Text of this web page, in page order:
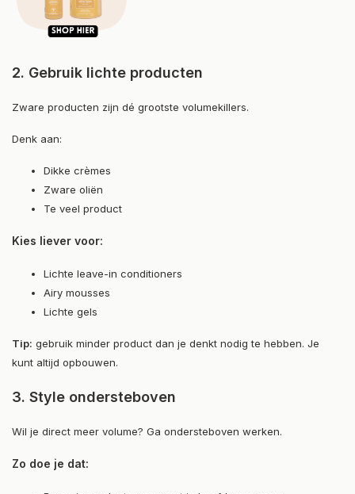
2. Gebruik lichte producten
Zware producten zijn dé grootste volumekillers.
Denk aan:
Dikke crèmes
Zware oliën
Te veel product
Kies liever voor:
Lichte leave-in conditioners
Airy mousses
Lichte gels
Tip: gebruik minder product dan je denkt nodig te hebben. Je
kunt altijd opbouwen.
3. Style ondersteboven
Wil je direct meer volume? Ga ondersteboven werken.
Zo doe je dat: